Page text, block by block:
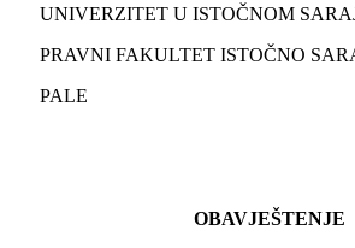
UNIVERZITET U ISTOČNOM
PRAVNI FAKULTET ISTOČNO
PALE
OBAVJEŠTENJE